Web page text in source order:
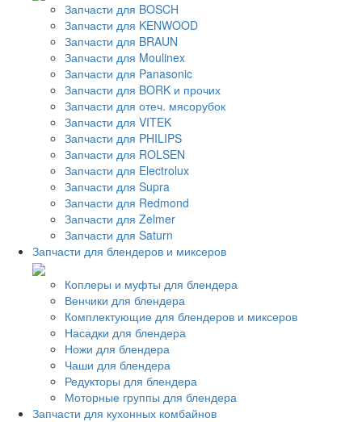
Запчасти для BOSCH
Запчасти для KENWOOD
Запчасти для BRAUN
Запчасти для Moulinex
Запчасти для Panasonic
Запчасти для BORK и прочих
Запчасти для отеч. мясорубок
Запчасти для VITEK
Запчасти для PHILIPS
Запчасти для ROLSEN
Запчасти для Electrolux
Запчасти для Supra
Запчасти для Redmond
Запчасти для Zelmer
Запчасти для Saturn
Запчасти для блендеров и миксеров
Коплеры и муфты для блендера
Венчики для блендера
Комплектующие для блендеров и миксеров
Насадки для блендера
Ножи для блендера
Чаши для блендера
Редукторы для блендера
Моторные группы для блендера
Запчасти для кухонных комбайнов